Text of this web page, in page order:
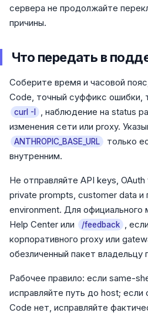
сервера не продолжайте
причины.
Что передать в
Соберите время и часовой
Code, точный суффикс ошибки,
curl -I
, наблюдение на status
изменения сети или proxy.
ANTHROPIC_BASE_URL
только
внутренним.
Не отправляйте API keys,
private prompts, customer data и
environment. Для официального
Help Center или
/feedback ,
корпоративного proxy или
обезличенный пакет
Рабочее правило: если same-
исправляйте путь до host; если
Code нет, исправляйте